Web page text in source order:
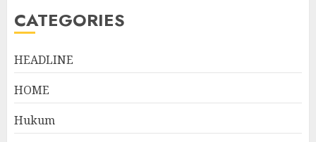
CATEGORIES
HEADLINE
HOME
Hukum